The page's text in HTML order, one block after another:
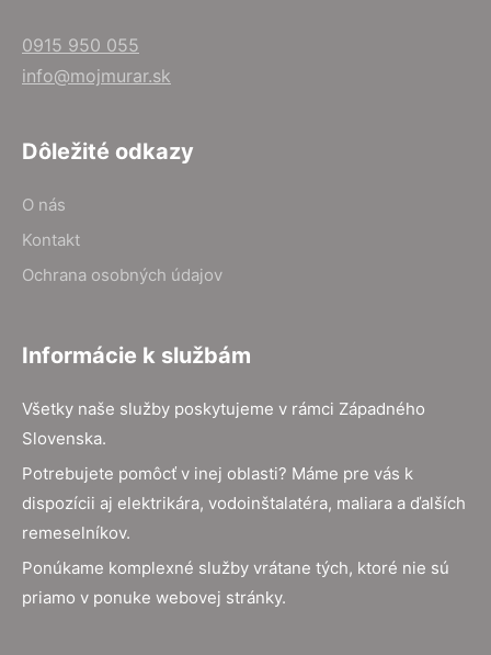
0915 950 055
info@mojmurar.sk
Dôležité odkazy
O nás
Kontakt
Ochrana osobných údajov
Informácie k službám
Všetky naše služby poskytujeme v rámci Západného
Slovenska.
Potrebujete pomôcť v inej oblasti? Máme pre vás k
dispozícii aj elektrikára, vodoinštalatéra, maliara a ďalších
remeselníkov.
Ponúkame komplexné služby vrátane tých, ktoré nie sú
priamo v ponuke webovej stránky.